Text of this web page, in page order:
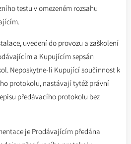
testu v omezeném rozsahu
uvedení do provozu a zaškolení
a Kupujícím sepsán
Neposkytne-li Kupující součinnost k
protokolu, nastávají tytéž právní
předávacího protokolu bez
je Prodávajícím předána